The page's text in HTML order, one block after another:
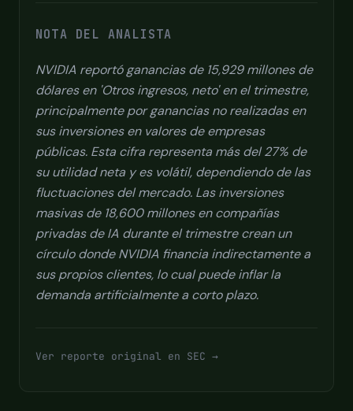
NOTA DEL ANALISTA
NVIDIA reportó ganancias de 15,929 millones de
dólares en 'Otros ingresos, neto' en el trimestre,
principalmente por ganancias no realizadas en
sus inversiones en valores de empresas
públicas. Esta cifra representa más del 27% de
su utilidad neta y es volátil, dependiendo de las
fluctuaciones del mercado. Las inversiones
masivas de 18,600 millones en compañías
privadas de IA durante el trimestre crean un
círculo donde NVIDIA financia indirectamente a
sus propios clientes, lo cual puede inflar la
demanda artificialmente a corto plazo.
Ver reporte original en SEC →